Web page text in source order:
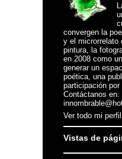
convergen la
y el microrrelato
pintura, la
en 2008 como
generar un
poética, una
participación por
Contáctanos en:
Ver todo mi perfil
Vistas de